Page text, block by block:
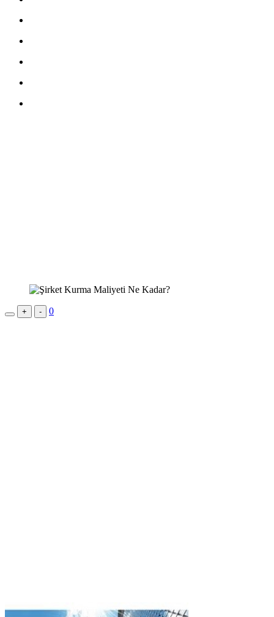
+ - 0